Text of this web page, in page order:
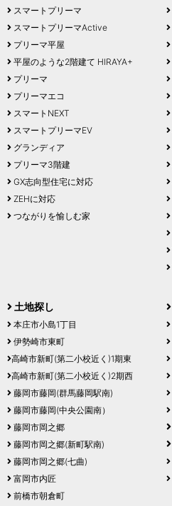
スマートプリーマ
スマートプリーマActive
プリーマ平屋
平屋のような2階建て HIRAYA+
プリーマ
プリーマエコ
スマートNEXT
スマートプリーマEV
グランディア
プリーマ3階建
GX志向型住宅に対応
ZEHに対応
つながりを愉しむ家
土地探し
本庄市小島1丁目
伊勢崎市東町
高崎市新町(第二小校近く)1期東
高崎市新町(第二小校近く)2期西
藤岡市藤岡(群馬藤岡駅南)
藤岡市藤岡(中央公園南）
藤岡市岡之郷
藤岡市岡之郷(新町駅南)
藤岡市岡之郷(七曲)
富岡市内匠
前橋市朝倉町